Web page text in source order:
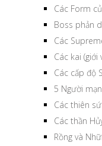
Các Form
Boss phản
Các
Các kai (giới
Các cấp độ
5 Người
Các thiên sứ
Các thần
Rồng và